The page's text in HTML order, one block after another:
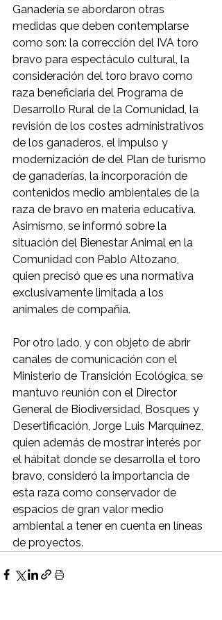
Ganadería se abordaron otras
medidas que deben contemplarse
como son: la corrección del IVA toro
bravo para espectáculo cultural, la
consideración del toro bravo como
raza beneficiaria del Programa de
Desarrollo Rural de la Comunidad, la
revisión de los costes administrativos
de los ganaderos, el impulso y
modernización de del Plan de turismo
de ganaderías, la incorporación de
contenidos medio ambientales de la
raza de bravo en materia educativa.
Asimismo, se informó sobre la
situación del Bienestar Animal en la
Comunidad con Pablo Altozano,
quien precisó que es una normativa
exclusivamente limitada a los
animales de compañía.
Por otro lado, y con objeto de abrir
canales de comunicación con el
Ministerio de Transición Ecológica, se
mantuvo reunión con el Director
General de Biodiversidad, Bosques y
Desertificación, Jorge Luis Marquínez,
quien además de mostrar interés por
el hábitat donde se desarrolla el toro
bravo, consideró la importancia de
esta raza como conservador de
espacios de gran valor medio
ambiental a tener en cuenta en líneas
de proyectos.